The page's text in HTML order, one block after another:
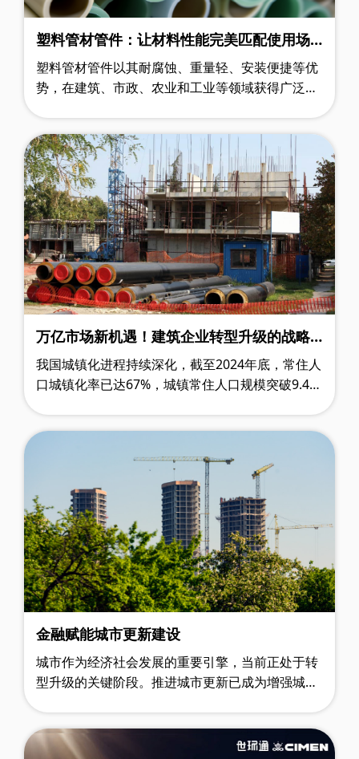
塑料管材管件：让材料性能完美匹配使用场
景
塑料管材管件以其耐腐蚀、重量轻、安装便捷等优
势，在建筑、市政、农业和工业等领域获得广泛应
万亿市场新机遇！建筑企业转型升级的战略
要地
我国城镇化进程持续深化，截至2024年底，常住人
口城镇化率已达67%，城镇常住人口规模突破9.44
金融赋能城市更新建设
城市作为经济社会发展的重要引擎，当前正处于转
型升级的关键阶段。推进城市更新已成为增强城市